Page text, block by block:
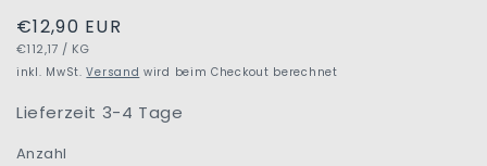
Normaler
Preis
€12,90 EUR
GRUNDPREIS
€112,17 / PRO
KG
inkl. MwSt.Versand wird beim Checkout berechnet
Lieferzeit 3-4 Tage
Anzahl